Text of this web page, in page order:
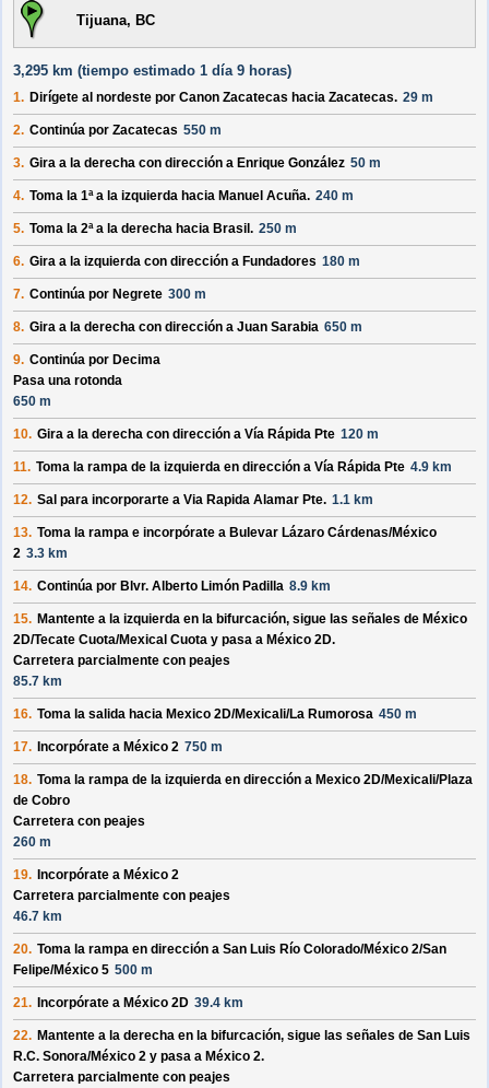
Tijuana, BC
3,295 km (tiempo estimado 1 día 9 horas)
1. Dirígete al nordeste por Canon Zacatecas hacia Zacatecas. 29 m
2. Continúa por Zacatecas 550 m
3. Gira a la derecha con dirección a Enrique González 50 m
4. Toma la 1ª a la izquierda hacia Manuel Acuña. 240 m
5. Toma la 2ª a la derecha hacia Brasil . 250 m
6. Gira a la izquierda con dirección a Fundadores 180 m
7. Continúa por Negrete 300 m
8. Gira a la derecha con dirección a Juan Sarabia 650 m
9. Continúa por Decima
Pasa una rotonda
650 m
10. Gira a la derecha con dirección a Vía Rápida Pte 120 m
11. Toma la rampa de la izquierda en dirección a Vía Rápida Pte 4.9 km
12. Sal para incorporarte a Via Rapida Alamar Pte. 1.1 km
13. Toma la rampa e incorpórate a Bulevar Lázaro Cárdenas/México
2 3.3 km
14. Continúa por Blvr. Alberto Limón Padilla 8.9 km
15. Mantente a la izquierda en la bifurcación, sigue las señales de México
2D/Tecate Cuota/Mexical Cuota y pasa a México 2D.
Carretera parcialmente con peajes
85.7 km
16. Toma la salida hacia Mexico 2D/Mexicali/La Rumorosa 450 m
17. Incorpórate a México 2 750 m
18. Toma la rampa de la izquierda en dirección a Mexico 2D/Mexicali/Plaza
de Cobro
Carretera con peajes
260 m
19. Incorpórate a México 2
Carretera parcialmente con peajes
46.7 km
20. Toma la rampa en dirección a San Luis Río Colorado/México 2/San
Felipe/México 5 500 m
21. Incorpórate a México 2D 39.4 km
22. Mantente a la derecha en la bifurcación, sigue las señales de San Luis
R.C. Sonora/México 2 y pasa a México 2.
Carretera parcialmente con peajes